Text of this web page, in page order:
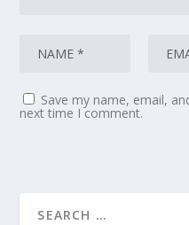
Save my name, email,
next time I comment.